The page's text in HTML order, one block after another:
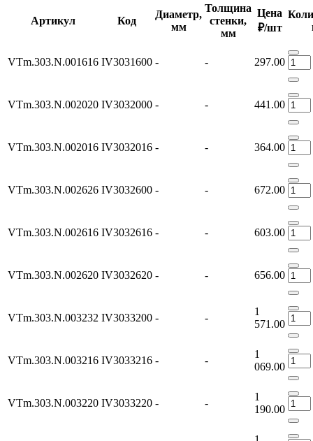
Артикул Код
Диаметр,
мм
Толщина
стенки,
мм
Цена
₽/шт
VTm.303.N.001616 IV3031600 - - 297.00
VTm.303.N.002020 IV3032000 - - 441.00
VTm.303.N.002016 IV3032016 - - 364.00
VTm.303.N.002626 IV3032600 - - 672.00
VTm.303.N.002616 IV3032616 - - 603.00
VTm.303.N.002620 IV3032620 - - 656.00
VTm.303.N.003232 IV3033200 - -
1
571.00
VTm.303.N.003216 IV3033216 - -
1
069.00
VTm.303.N.003220 IV3033220 - -
1
190.00